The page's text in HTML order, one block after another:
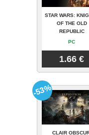
STAR WARS:
OF THE OLD
REPUBLIC
PC
1.66 €
CLAIR
-53%